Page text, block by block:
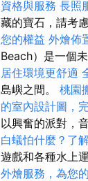
資格與服務 長照
藏的寶石，請考
您的權益 外燴佈
Beach）是一個
居住環境更舒適
島嶼之間。 桃園
的室內設計圖，
以興奮的派對，
白蟻怕什麼？了
遊戲和各種水上
外燴服務，為您